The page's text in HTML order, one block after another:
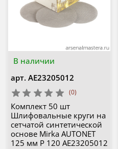
В наличии
арт. AE23205012
(0)
Комплект 50 шт
Шлифовальные круги на
сетчатой синтетической
основе Mirka AUTONET
125 мм P 120 AE23205012